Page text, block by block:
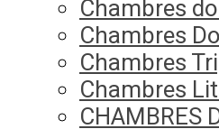
Chambres
Chambres
Chambres
Chambres
CHAMBRES